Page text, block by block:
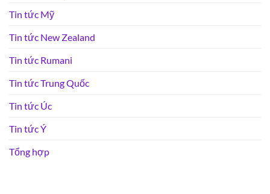
Tin tức Mỹ
Tin tức New Zealand
Tin tức Rumani
Tin tức Trung Quốc
Tin tức Úc
Tin tức Ý
Tổng hợp